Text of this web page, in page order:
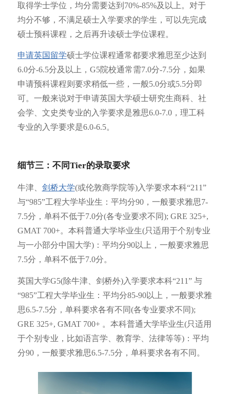
取得学士学位，均分需要达到70%-85%及以上。对于
均分不够，不满足硕士入学要求的学生，可以先完成
硕士预科课程，之后再升读硕士学位课程。
申请英国留学硕士学位课程通常都要求雅思至少达到
6.0分-6.5分及以上，G5院校通常需7.0分-7.5分，如果
申请预科课程则要求稍低一些，一般5.0分或5.5分即
可。一般来说对于申请英国大学硕士研究生商科、社
会学、文史类专业的入学要求是雅思6.0-7.0，理工科
专业的入学要求是6.0-6.5。
细节三：不同Tier的录取要求
牛津、 剑桥大学(或伦敦商学院等)入学要求本科“211”
与“985”工程大学毕业生：平均分90，一般要求雅思7-
7.5分，单科不低于7.0分(各专业要求不同); GRE 325+,
GMAT 700+。本科普通大学毕业生(只适用于个别专业
与一小部分中国大学)：平均分90以上，一般要求雅思
7.5分，单科不低于7.0分。
英国大学G5(除牛津、剑桥外)入学要求本科“211” 与
“985”工程大学毕业生：平均分85-90以上，一般要求雅
思6.5-7.5分，单科要求各有不同(各专业要求不同);
GRE 325+, GMAT 700+ 。本科普通大学毕业生(只适用
于个别专业，比如语言学、教育学、法律等等)：平均
分90，一般要求雅思6.5-7.5分，单科要求各有不同。